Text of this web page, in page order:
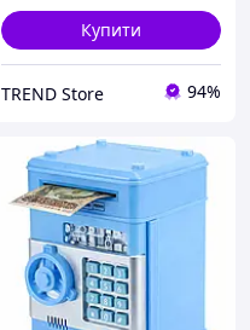
Купити
TREND Store 94%